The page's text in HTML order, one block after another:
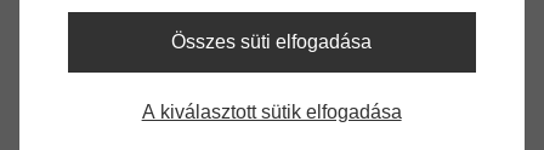
EJOT SpringHead
Összes süti elfogadása
A kiválasztott sütik elfogadása